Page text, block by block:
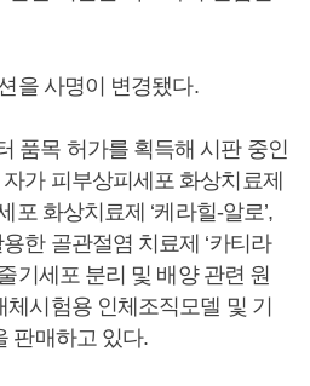
을 사명이 변경됐다.
품목 허가를 획득해 시판 중인
가 피부상피세포 화상치료제
포 화상치료제 ‘케라힐-알로’,
한 골관절염 치료제 ‘카티라
기세포 분리 및 배양 관련 원
시험용 인체조직모델 및 기
판매하고 있다.